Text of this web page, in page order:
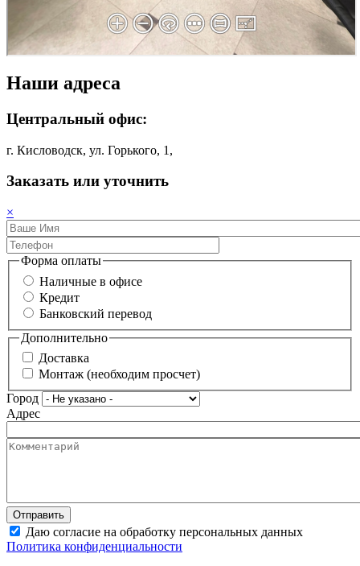
Наши адреса
Центральный офис:
г. Кисловодск, ул. Горького, 1,
Заказать или уточнить
×
Форма оплаты
Наличные в офисе
Кредит
Банковский перевод
Дополнительно
Доставка
Монтаж (необходим просчет)
Город
Адрес
Даю согласие на обработку персональных данных
Политика конфиденциальности